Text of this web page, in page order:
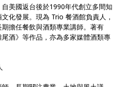
美國返台後於1990年代創立多間知
化發展。現為 Trio餐酒館負責人，
擔任餐飲與酒類專業講師。著有
尾酒》等作品，亦為多家媒體酒類專